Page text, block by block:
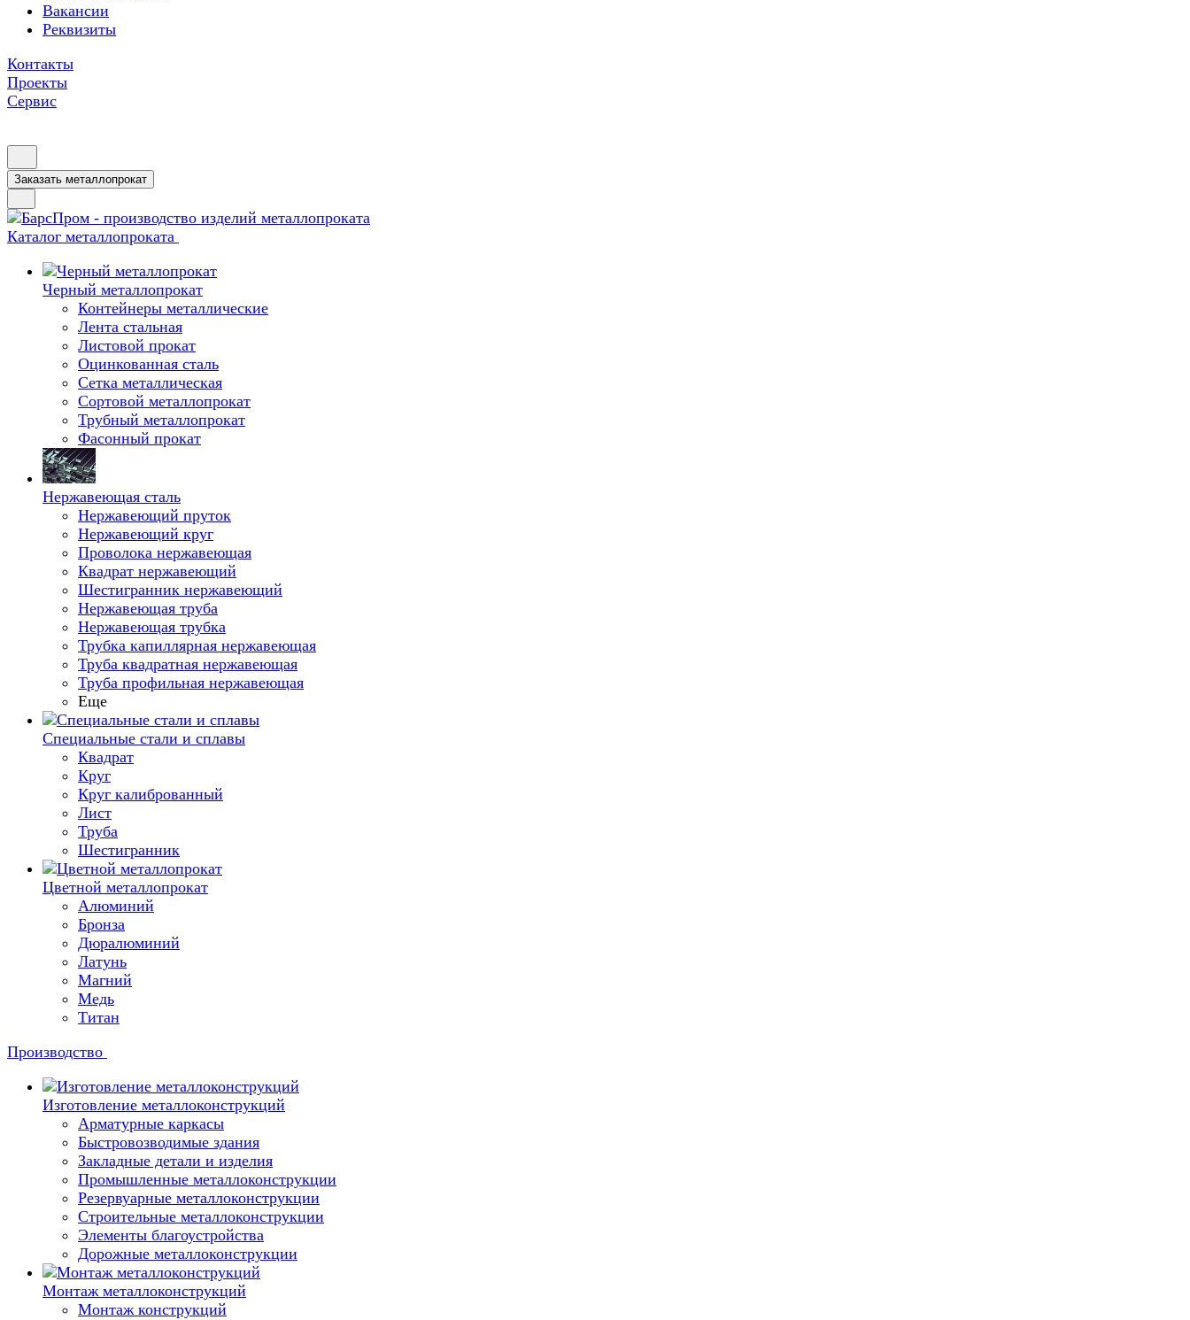
Вакансии
Реквизиты
Контакты
Проекты
Сервис
Заказать металлопрокат
Каталог металлопроката
Черный металлопрокат
Контейнеры металлические
Лента стальная
Листовой прокат
Оцинкованная сталь
Сетка металлическая
Сортовой металлопрокат
Трубный металлопрокат
Фасонный прокат
Нержавеющая сталь
Нержавеющий пруток
Нержавеющий круг
Проволока нержавеющая
Квадрат нержавеющий
Шестигранник нержавеющий
Нержавеющая труба
Нержавеющая трубка
Трубка капиллярная нержавеющая
Труба квадратная нержавеющая
Труба профильная нержавеющая
Еще
Специальные стали и сплавы
Квадрат
Круг
Круг калиброванный
Лист
Труба
Шестигранник
Цветной металлопрокат
Алюминий
Бронза
Дюралюминий
Латунь
Магний
Медь
Титан
Производство
Изготовление металлоконструкций
Арматурные каркасы
Быстровозводимые здания
Закладные детали и изделия
Промышленные металлоконструкции
Резервуарные металлоконструкции
Строительные металлоконструкции
Элементы благоустройства
Дорожные металлоконструкции
Монтаж металлоконструкций
Монтаж конструкций